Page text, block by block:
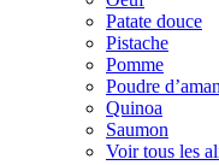
Patate douce
Pistache
Pomme
Poudre
Quinoa
Saumon
Voir tous les